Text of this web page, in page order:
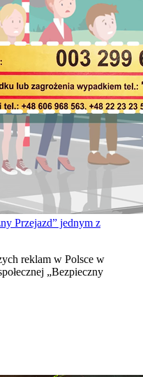
Przejazd” jednym z
reklam w Polsce w
„Bezpieczny